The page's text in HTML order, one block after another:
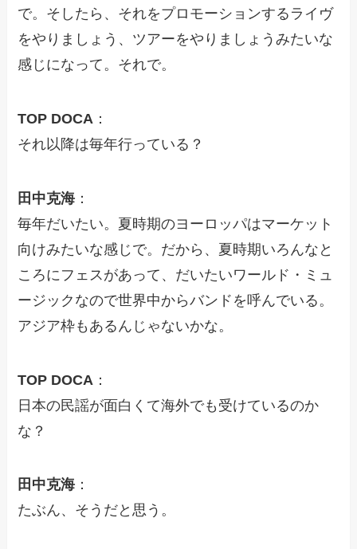
で。そしたら、それをプロモーションするライヴ
をやりましょう、ツアーをやりましょうみたいな
感じになって。それで。
TOP DOCA ：
それ以降は毎年行っている？
田中克海 ：
毎年だいたい。夏時期のヨーロッパはマーケット
向けみたいな感じで。だから、夏時期いろんなと
ころにフェスがあって、だいたいワールド・ミュ
ージックなので世界中からバンドを呼んでいる。
アジア枠もあるんじゃないかな。
TOP DOCA ：
日本の民謡が面白くて海外でも受けているのか
な？
田中克海 ：
たぶん、そうだと思う。